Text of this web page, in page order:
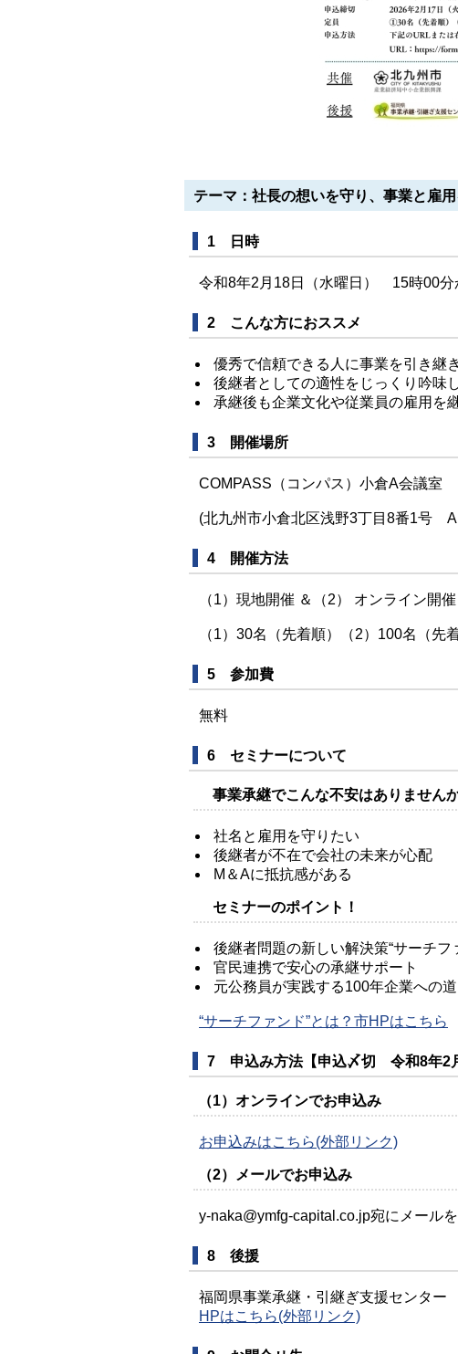
テーマ：社長の想いを守り、事業と雇
1 日時
令和8年2月18日（水曜日） 15時00分
2 こんな方におススメ
優秀で信頼できる人に事業を引き継
後継者としての適性をじっくり吟味
承継後も企業文化や従業員の雇用を
3 開催場所
COMPASS（コンパス）小倉A会議室
(北九州市小倉北区浅野3丁目8番1号
4 開催方法
（1）現地開催 ＆（2） オンライン開催
（1）30名（先着順）（2）100名（先着
5 参加費
無料
6 セミナーについて
事業承継でこんな不安はありません
社名と雇用を守りたい
後継者が不在で会社の未来が心配
M＆Aに抵抗感がある
セミナーのポイント！
後継者問題の新しい解決策“サーチフ
官民連携で安心の承継サポート
元公務員が実践する100年企業への道
“サーチファンド”とは？市HPはこちら
7 申込み方法【申込〆切 令和8年2
（1）オンラインでお申込み
お申込みはこちら(外部リンク)
（2）メールでお申込み
y-naka@ymfg-capital.co.jp宛にメールを
8 後援
福岡県事業承継・引継ぎ支援センター
HPはこちら(外部リンク)